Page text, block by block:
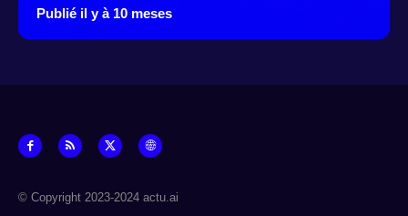
Publié il y à 10 meses
© Copyright 2023-2024 actu.ai